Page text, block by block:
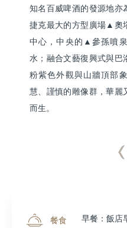
知名百威啤酒的發源地亦
捷克最大的方型廣場▲奧
中心，中央的▲參孫噴
水；融合文藝復興式與巴
粉紫色外觀與山牆頂部
慧、謹慎的雕像群，華麗
而生。
餐食
早餐：飯店